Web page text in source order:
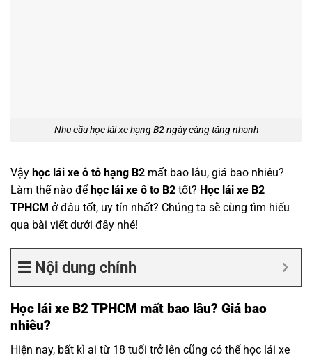
Nhu cầu học lái xe hạng B2 ngày càng tăng nhanh
Vậy học lái xe ô tô hạng B2 mất bao lâu, giá bao nhiêu?
Làm thế nào để học lái xe ô to B2 tốt? Học lái xe B2
TPHCM ở đâu tốt, uy tín nhất? Chúng ta sẽ cùng tìm hiểu
qua bài viết dưới đây nhé!
Nội dung chính
Học lái xe B2 TPHCM mất bao lâu? Giá bao
nhiêu?
Hiện nay, bất kì ai từ 18 tuổi trở lên cũng có thể học lái xe